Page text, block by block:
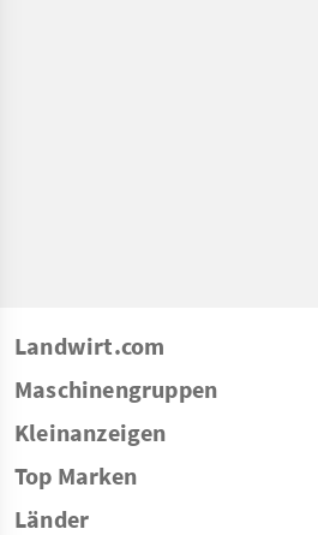
Landwirt.com
Maschinengruppen
Kleinanzeigen
Top Marken
Länder